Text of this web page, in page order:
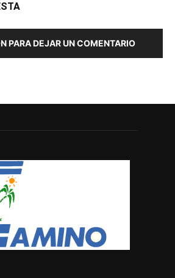
PARA DEJAR UN COMENTARIO